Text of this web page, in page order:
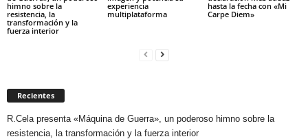
himno sobre la
resistencia, la
transformación y la
fuerza interior
experiencia
multiplataforma
hasta la fecha con «Mi
Carpe Diem»
Recientes
R.Cela presenta «Máquina de Guerra», un poderoso himno sobre la
resistencia, la transformación y la fuerza interior